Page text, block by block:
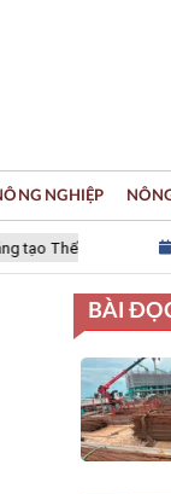
giới
NGHIỆP
BÀI